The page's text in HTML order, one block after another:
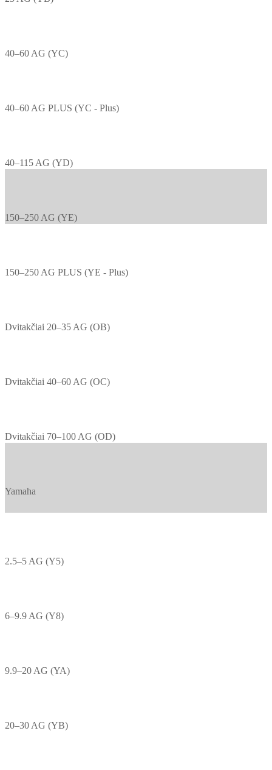
40–60 AG (YC)
40–60 AG PLUS (YC - Plus)
40–115 AG (YD)
150–250 AG (YE)
150–250 AG PLUS (YE - Plus)
Dvitakčiai 20–35 AG (OB)
Dvitakčiai 40–60 AG (OC)
Dvitakčiai 70–100 AG (OD)
Yamaha
2.5–5 AG (Y5)
6–9.9 AG (Y8)
9.9–20 AG (YA)
20–30 AG (YB)